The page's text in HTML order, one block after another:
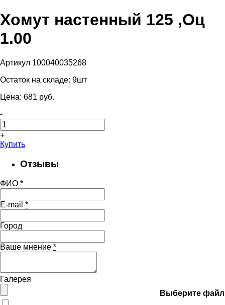
Хомут настенный 125 ,Оц
1.00
Артикул 100040035268
Остаток на складе: 9шт
Цена: 681 pуб.
-
+
Купить
Отзывы
ФИО *
E-mail *
Город
Ваше мнение *
Галерея
Выберите файл